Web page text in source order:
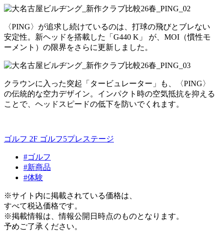
〈PING〉が追求し続けているのは、打球の飛びとブレない
安定性。新ヘッドを搭載した「G440 K」 が、MOI（慣性モ
ーメント）の限界をさらに更新しました。
クラウンに入った突起「タービュレーター」も、〈PING〉
の伝統的な空力デザイン。インパクト時の空気抵抗を抑える
ことで、ヘッドスピードの低下を防いでくれます。
ゴルフ 2F ゴルフ5プレステージ
#ゴルフ
#新商品
#体験
※サイト内に掲載されている価格は、
すべて税込価格です。
※掲載情報は、情報公開日時点のものとなります。
予めご了承ください。